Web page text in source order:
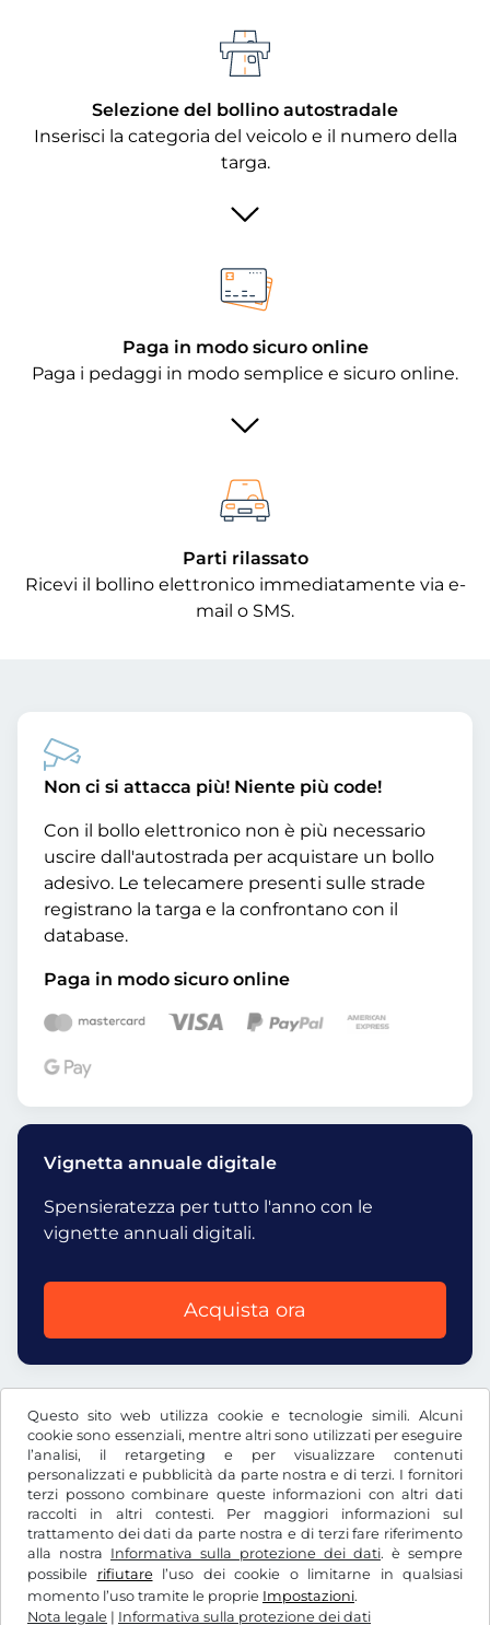
Questo sito web utilizza cookie e tecnologie simili. Alcuni
cookie sono essenziali, mentre altri sono utilizzati per eseguire
l’analisi, il retargeting e per visualizzare contenuti
personalizzati e pubblicità da parte nostra e di terzi. I fornitori
terzi possono combinare queste informazioni con altri dati
raccolti in altri contesti. Per maggiori informazioni sul
trattamento dei dati da parte nostra e di terzi fare riferimento
alla nostra Informativa sulla protezione dei dati. è sempre
possibile rifiutarel’uso dei cookie o limitarne in qualsiasi
momento l’uso tramite le proprie Impostazioni.
Nota legale | Informativa sulla protezione dei dati
Selezione del bollino autostradale
Inserisci la categoria del veicolo e il numero della
targa.
Paga in modo sicuro online
Paga i pedaggi in modo semplice e sicuro online.
Parti rilassato
Ricevi il bollino elettronico immediatamente via e-
mail o SMS.
Non ci si attacca più! Niente più code!
Con il bollo elettronico non è più necessario
uscire dall'autostrada per acquistare un bollo
adesivo. Le telecamere presenti sulle strade
registrano la targa e la confrontano con il
database.
Paga in modo sicuro online
Vignetta annuale digitale
Spensieratezza per tutto l'anno con le
vignette annuali digitali.
Acquista ora
€EUR
Facebook Instagram
CGC / Diritto di recesso
Informativa sulla protezione dei dati